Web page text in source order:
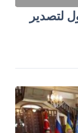
لتصدير